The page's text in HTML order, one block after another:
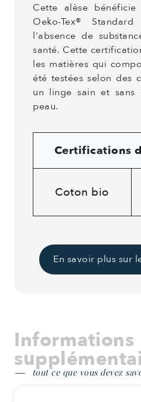
Cette alèse
Oeko-Tex®
l'absence de
santé. Cette
les matières qui
été testées selon des
un linge sain et
peau.
Certifications
Coton bio
En savoir plus sur
Informations
tout ce que vous devez